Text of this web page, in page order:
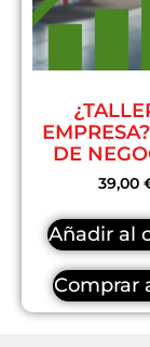
DE
39,00
Añadir al
Comprar